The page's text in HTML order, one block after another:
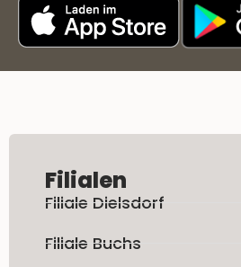
Filialen
Filiale Dielsdorf
Filiale Buchs